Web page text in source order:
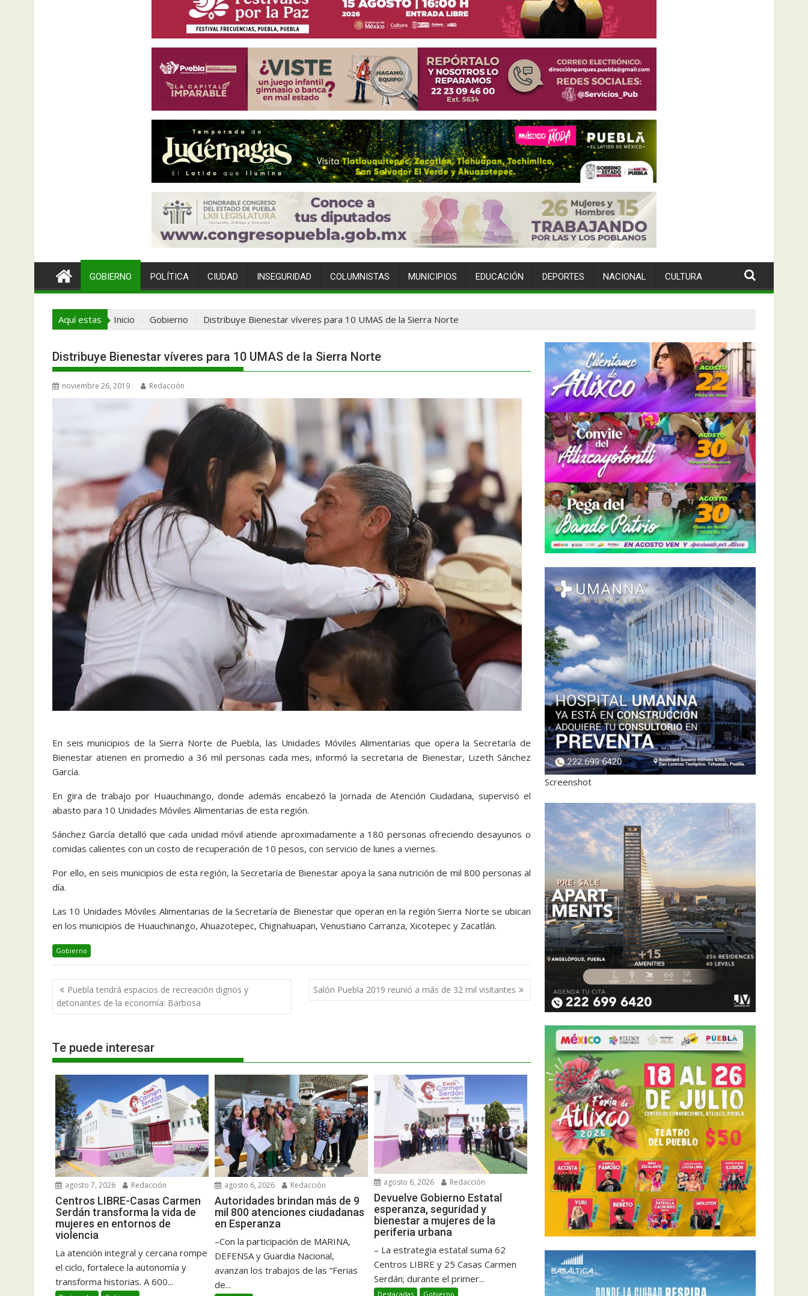
GOBIERNO POLÍTICA CIUDAD INSEGURIDAD COLUMNISTAS MUNICIPIOS EDUCACIÓN DEPORTES NACIONAL CULTURA
Aquí estas Inicio Gobierno Distribuye Bienestar víveres para 10 UMAS de la Sierra Norte
Distribuye Bienestar víveres para 10 UMAS de la Sierra Norte
noviembre 26, 2019 Redacción
En seis municipios de la Sierra Norte de Puebla, las Unidades Móviles Alimentarias que opera la Secretaría de
Bienestar atienen en promedio a 36 mil personas cada mes, informó la secretaria de Bienestar, Lizeth Sánchez
García.
En gira de trabajo por Huauchinango, donde además encabezó la Jornada de Atención Ciudadana, supervisó el
abasto para 10 Unidades Móviles Alimentarias de esta región.
Sánchez García detalló que cada unidad móvil atiende aproximadamente a 180 personas ofreciendo desayunos o
comidas calientes con un costo de recuperación de 10 pesos, con servicio de lunes a viernes.
Por ello, en seis municipios de esta región, la Secretaría de Bienestar apoya la sana nutrición de mil 800 personas al
día.
Las 10 Unidades Móviles Alimentarias de la Secretaría de Bienestar que operan en la región Sierra Norte se ubican
en los municipios de Huauchinango, Ahuazotepec, Chignahuapan, Venustiano Carranza, Xicotepec y Zacatlán.
Gobierno
Navegación
de
entradas
Puebla tendrá espacios de recreación dignos y
detonantes de la economía: Barbosa
Salón Puebla 2019 reunió a más de 32 mil visitantes
Te puede interesar
agosto 7, 2026 Redacción
Centros LIBRE-Casas Carmen
Serdán transforma la vida de
mujeres en entornos de
violencia
La atención integral y cercana rompe
el ciclo, fortalece la autonomía y
transforma historias. A 600...
agosto 6, 2026 Redacción
Autoridades brindan más de 9
mil 800 atenciones ciudadanas
en Esperanza
–Con la participación de MARINA,
DEFENSA y Guardia Nacional,
avanzan los trabajos de las “Ferias
de...
agosto 6, 2026 Redacción
Devuelve Gobierno Estatal
esperanza, seguridad y
bienestar a mujeres de la
periferia urbana
– La estrategia estatal suma 62
Centros LIBRE y 25 Casas Carmen
Serdán; durante el primer...
Destacadas Gobierno
Screenshot